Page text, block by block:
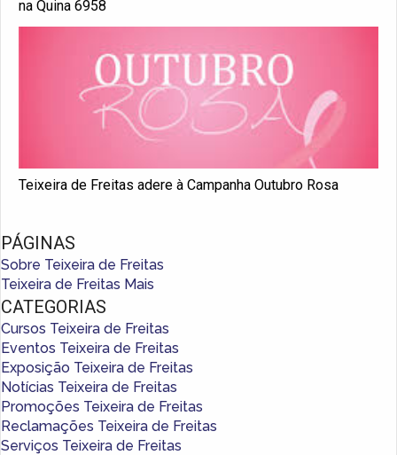
na Quina 6958
Teixeira de Freitas adere à Campanha Outubro Rosa
PÁGINAS
Sobre Teixeira de Freitas
Teixeira de Freitas Mais
CATEGORIAS
Cursos Teixeira de Freitas
Eventos Teixeira de Freitas
Exposição Teixeira de Freitas
Notícias Teixeira de Freitas
Promoções Teixeira de Freitas
Reclamações Teixeira de Freitas
Serviços Teixeira de Freitas